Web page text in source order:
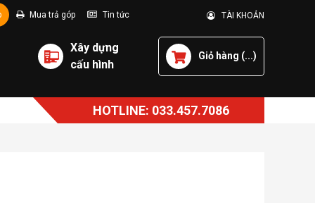
Mua trả góp Tin tức TÀI KHOẢN
Xây dựng
cấu hình
Giỏ hàng (...)
HOTLINE: 033.457.7086